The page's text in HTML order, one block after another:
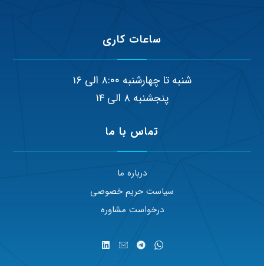
ساعات کاری
شنبه تا چهارشنبه ۸:۰۰ الی ۱۶
پنجشنبه ۸ الی ۱۴
تماس با ما
درباره ما
سیاست حریم خصوصی
درخواست مشاوره